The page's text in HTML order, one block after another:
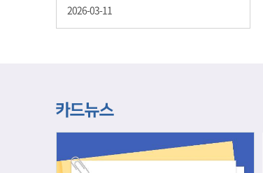
년물 900억원, 20년물 300억원입니다. 그렇다
면 3월 개인투자용 국채의 총 발행 예정 금액은
은 인스타그램 개별 DM으로 폼링크를 전달드립
니다.
2026-03-11